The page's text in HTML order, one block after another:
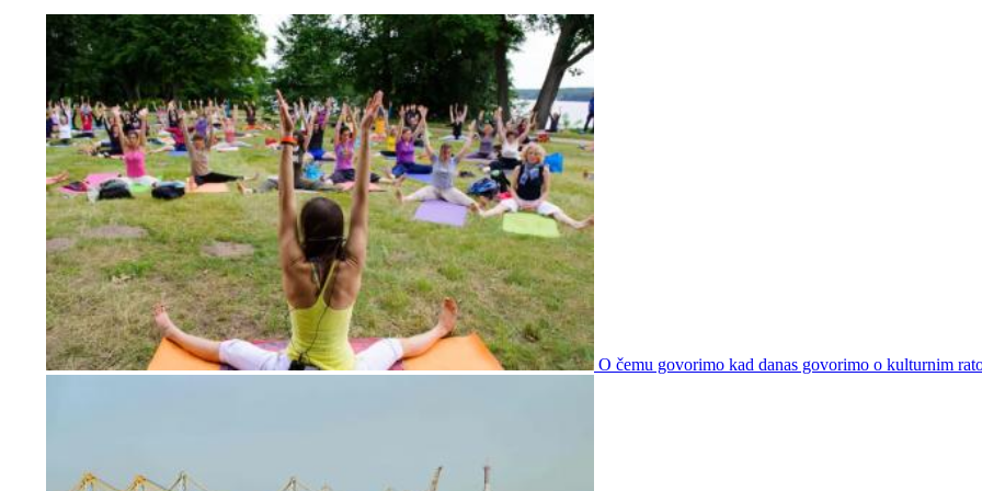
O čemu govorimo kad danas govorimo o kulturnim